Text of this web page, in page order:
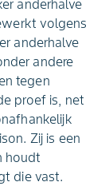
anderhalve
volgens
anderhalve
andere
tegen
proef is, net
Zij is een
houdt
die vast.